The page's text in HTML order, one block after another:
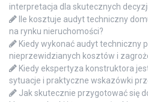
interpretacja dla skutecznych decyzji
Ile kosztuje audyt techniczny
na rynku nieruchomości?
Kiedy wykonać audyt techniczny
nieprzewidzianych kosztów i
Kiedy ekspertyza konstruktora
sytuacje i praktyczne wskazówki
Jak skutecznie przygotować się